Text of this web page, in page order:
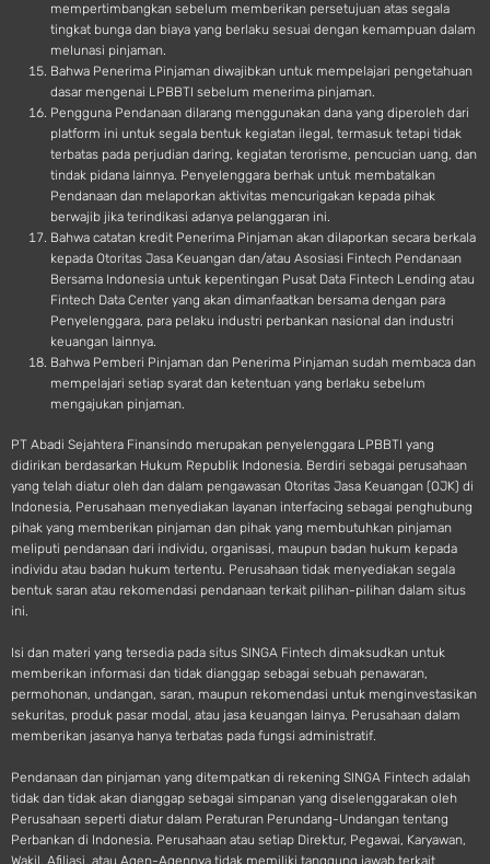
mempertimbangkan sebelum memberikan persetujuan atas segala
tingkat bunga dan biaya yang berlaku sesuai dengan kemampuan dalam
melunasi pinjaman.
Bahwa Penerima Pinjaman diwajibkan untuk mempelajari pengetahuan
dasar mengenai LPBBTI sebelum menerima pinjaman.
Pengguna Pendanaan dilarang menggunakan dana yang diperoleh dari
platform ini untuk segala bentuk kegiatan ilegal, termasuk tetapi tidak
terbatas pada perjudian daring, kegiatan terorisme, pencucian uang, dan
tindak pidana lainnya. Penyelenggara berhak untuk membatalkan
Pendanaan dan melaporkan aktivitas mencurigakan kepada pihak
berwajib jika terindikasi adanya pelanggaran ini.
Bahwa catatan kredit Penerima Pinjaman akan dilaporkan secara berkala
kepada Otoritas Jasa Keuangan dan/atau Asosiasi Fintech Pendanaan
Bersama Indonesia untuk kepentingan Pusat Data Fintech Lending atau
Fintech Data Center yang akan dimanfaatkan bersama dengan para
Penyelenggara, para pelaku industri perbankan nasional dan industri
keuangan lainnya.
Bahwa Pemberi Pinjaman dan Penerima Pinjaman sudah membaca dan
mempelajari setiap syarat dan ketentuan yang berlaku sebelum
mengajukan pinjaman.
PT Abadi Sejahtera Finansindo merupakan penyelenggara LPBBTI yang
didirikan berdasarkan Hukum Republik Indonesia. Berdiri sebagai perusahaan
yang telah diatur oleh dan dalam pengawasan Otoritas Jasa Keuangan (OJK) di
Indonesia, Perusahaan menyediakan layanan interfacing sebagai penghubung
pihak yang memberikan pinjaman dan pihak yang membutuhkan pinjaman
meliputi pendanaan dari individu, organisasi, maupun badan hukum kepada
individu atau badan hukum tertentu. Perusahaan tidak menyediakan segala
bentuk saran atau rekomendasi pendanaan terkait pilihan-pilihan dalam situs
ini.
Isi dan materi yang tersedia pada situs SINGA Fintech dimaksudkan untuk
memberikan informasi dan tidak dianggap sebagai sebuah penawaran,
permohonan, undangan, saran, maupun rekomendasi untuk menginvestasikan
sekuritas, produk pasar modal, atau jasa keuangan lainya. Perusahaan dalam
memberikan jasanya hanya terbatas pada fungsi administratif.
Pendanaan dan pinjaman yang ditempatkan di rekening SINGA Fintech adalah
tidak dan tidak akan dianggap sebagai simpanan yang diselenggarakan oleh
Perusahaan seperti diatur dalam Peraturan Perundang-Undangan tentang
Perbankan di Indonesia. Perusahaan atau setiap Direktur, Pegawai, Karyawan,
Wakil, Afiliasi, atau Agen-Agennya tidak memiliki tanggung jawab terkait